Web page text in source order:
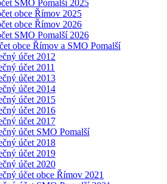
SMO Pomalší 2025
obce Římov 2025
obce Římov 2026
SMO Pomalší 2026
obce Římov a SMO Pomalší
účet 2012
účet 2011
účet 2013
účet 2014
účet 2015
účet 2016
účet 2017
účet SMO Pomalší
účet 2018
účet 2019
účet 2020
účet obce Římov 2021